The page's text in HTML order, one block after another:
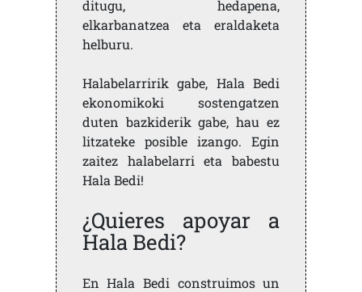
ditugu, hedapena,
elkarbanatzea eta eraldaketa
helburu.
Halabelarririk gabe, Hala Bedi
ekonomikoki sostengatzen
duten bazkiderik gabe, hau ez
litzateke posible izango. Egin
zaitez halabelarri eta babestu
Hala Bedi!
¿Quieres apoyar a
Hala Bedi?
En Hala Bedi construimos un